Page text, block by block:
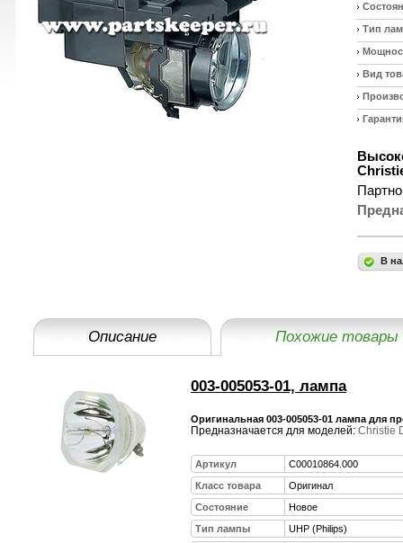
Тип
Вид
В
Описание Похожие товары
003-005053-01, лампа
Оригинальная 003-005053-01 лампа для
Предназначается для моделей: Christie
Артикул
C00010864.000
Класс товара
Оригинал
Состояние
Новое
Тип лампы
UHP (Philips)